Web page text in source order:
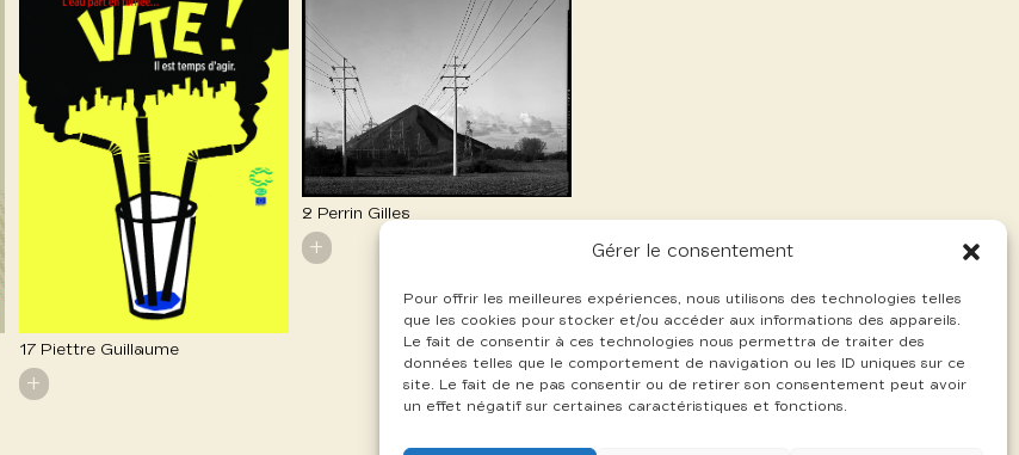
Gérer le consentement
Pour offrir les meilleures expériences, nous utilisons des technologies telles
que les cookies pour stocker et/ou accéder aux informations des appareils.
Le fait de consentir à ces technologies nous permettra de traiter des
données telles que le comportement de navigation ou les ID uniques sur ce
site. Le fait de ne pas consentir ou de retirer son consentement peut avoir
un effet négatif sur certaines caractéristiques et fonctions.
17 Piettre Guillaume
+
2 Perrin Gilles
+